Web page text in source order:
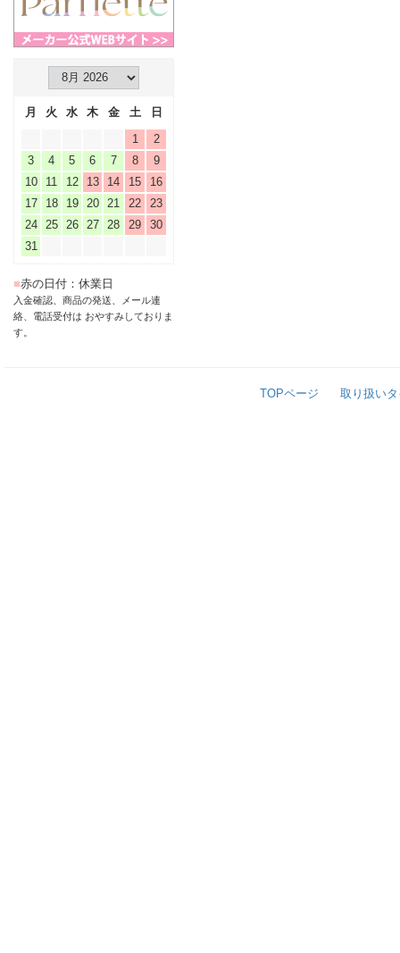
月 火 水 木 金 土
日
1
2
3
4 5 6 7 8
9
10
11 12 13 14 15
16
17
18 19 20 21 22
23
24
25 26 27 28 29
30
31
■赤の日付：休業日
入金確認、商品の発送、メール連
絡、電話受付は おやすみしておりま
す。
TOPページ 取り扱い